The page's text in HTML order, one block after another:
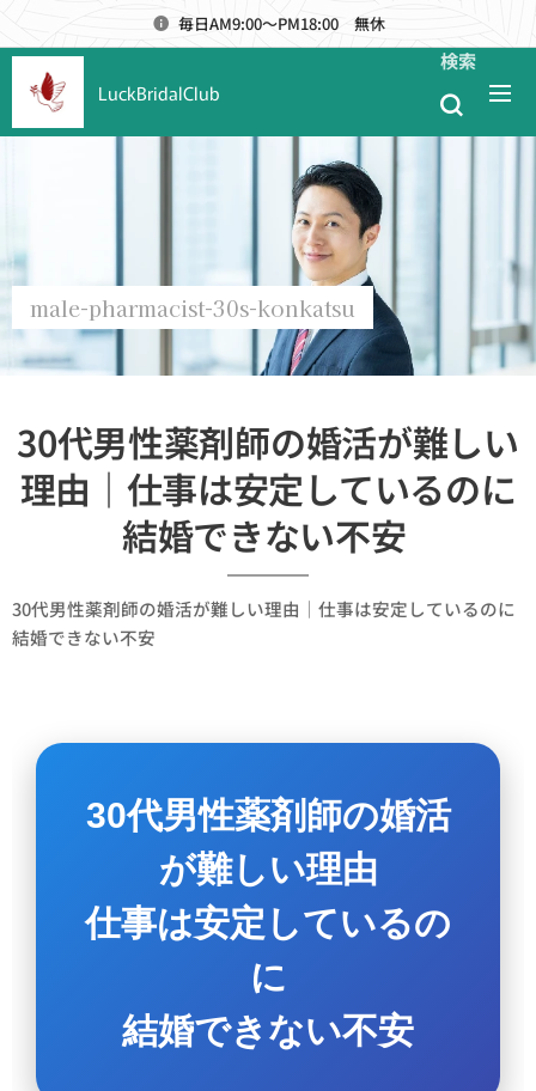
毎日AM9:00～PM18:00 無休
LuckBridalClub
検索
male-pharmacist-30s-konkatsu
30代男性薬剤師の婚活が難しい
理由｜仕事は安定しているのに
結婚できない不安
30代男性薬剤師の婚活が難しい理由｜仕事は安定しているのに
結婚できない不安
30代男性薬剤師の婚活
が難しい理由
仕事は安定しているの
に
結婚できない不安